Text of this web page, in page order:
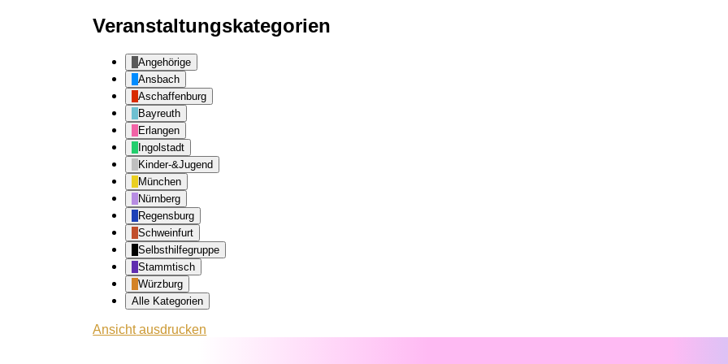
Veranstaltungskategorien
Angehörige
Ansbach
Aschaffenburg
Bayreuth
Erlangen
Ingolstadt
Kinder-&Jugend
München
Nürnberg
Regensburg
Schweinfurt
Selbsthilfegruppe
Stammtisch
Würzburg
Alle Kategorien
Ansichtausdrucken